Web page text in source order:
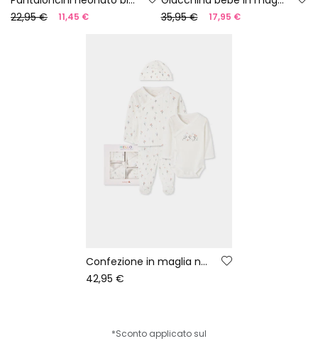
22,95 €
11,45 €
35,95 €
17,95 €
Confezione in maglia neonata bianca stampa fiori
42,95 €
*Sconto applicato sul